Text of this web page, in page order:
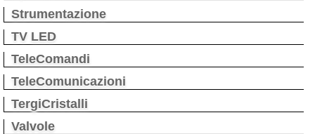
Strumentazione
TV LED
TeleComandi
TeleComunicazioni
TergiCristalli
Valvole